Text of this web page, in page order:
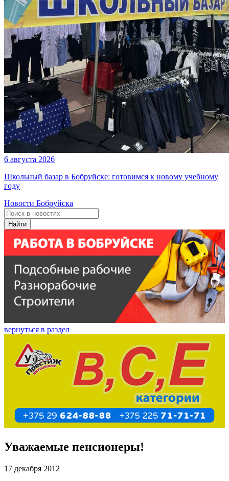
6 августа 2026
Школьный базар в Бобруйске: готовимся к новому учебному
году
Новости Бобруйска
Найти
вернуться в раздел
Уважаемые пенсионеры!
17 декабря 2012